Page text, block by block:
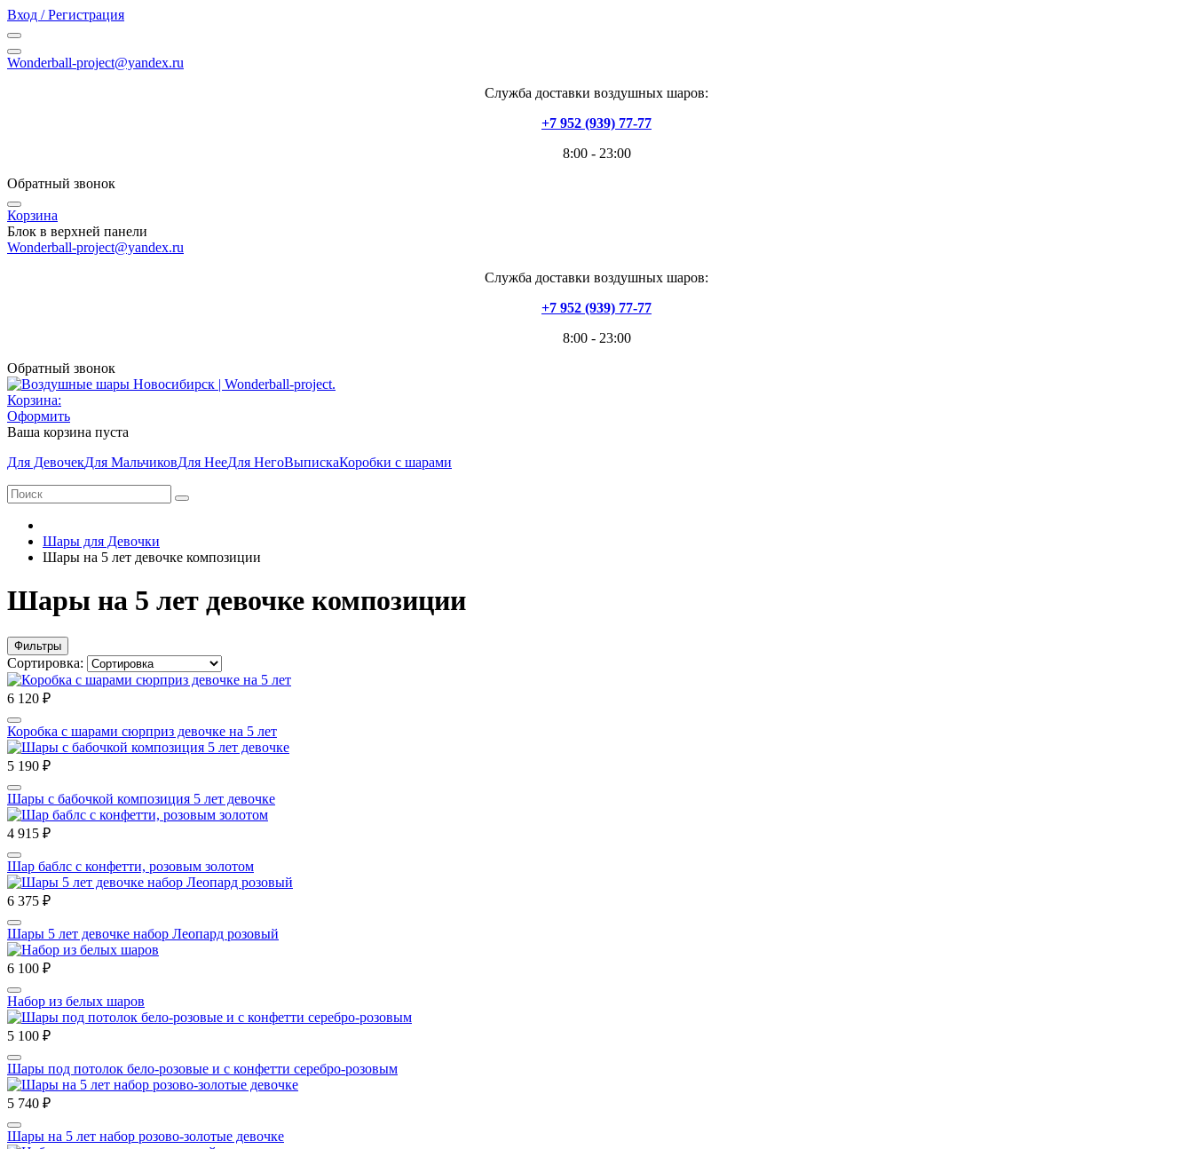
Вход / Регистрация
Wonderball-project@yandex.ru
Служба доставки воздушных шаров:
+7 952 (939) 77-77
8:00 - 23:00
Обратный звонок
Корзина
Блок в верхней панели
Wonderball-project@yandex.ru
Служба доставки воздушных шаров:
+7 952 (939) 77-77
8:00 - 23:00
Обратный звонок
Корзина:
Оформить
Ваша корзина пуста
Для ДевочекДля МальчиковДля НееДля НегоВыпискаКоробки с шарами
Шары для Девочки
Шары на 5 лет девочке композиции
Шары на 5 лет девочке композиции
Фильтры
Сортировка:
6 120 ₽
Коробка с шарами сюрприз девочке на 5 лет
5 190 ₽
Шары с бабочкой композиция 5 лет девочке
4 915 ₽
Шар баблс с конфетти, розовым золотом
6 375 ₽
Шары 5 лет девочке набор Леопард розовый
6 100 ₽
Набор из белых шаров
5 100 ₽
Шары под потолок бело-розовые и с конфетти серебро-розовым
5 740 ₽
Шары на 5 лет набор розово-золотые девочке